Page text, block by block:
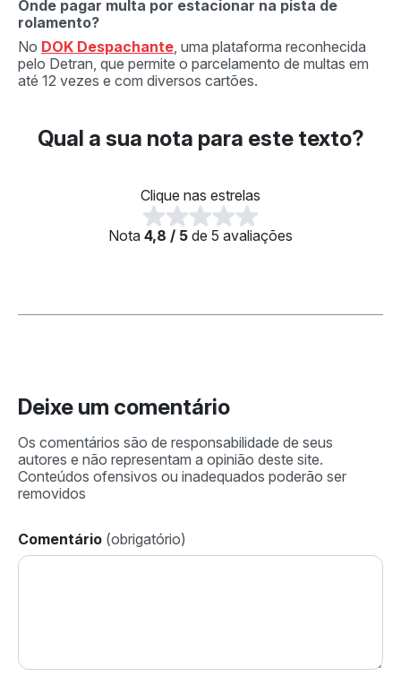
Onde pagar multa por estacionar na pista de
rolamento?
No DOK Despachante, uma plataforma reconhecida
pelo Detran, que permite o parcelamento de multas em
até 12 vezes e com diversos cartões.
Qual a sua nota para este texto?
Clique nas estrelas
Nota 4,8 / 5 de 5 avaliações
Deixe um comentário
Comentário